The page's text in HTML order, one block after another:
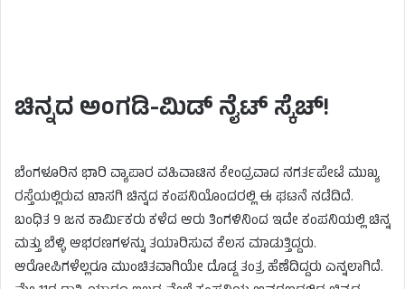
ಚಿನ್ನದ ಅಂಗಡಿ-ಮಿಡ್ ನೈಟ್ ಸ್ಕೆಚ್!
ಬೆಂಗಳೂರಿನ ಭಾರಿ ವ್ಯಾಪಾರ ವಹಿವಾಟಿನ ಕೇಂದ್ರವಾದ ನಗರ್ತಪೇಟೆ ಮುಖ್ಯ
ರಸ್ತೆಯಲ್ಲಿರುವ ಖಾಸಗಿ ಚಿನ್ನದ ಕಂಪನಿಯೊಂದರಲ್ಲಿ ಈ ಘಟನೆ ನಡೆದಿದೆ.
ಬಂಧಿತ 9 ಜನ ಕಾರ್ಮಿಕರು ಕಳೆದ ಆರು ತಿಂಗಳಿನಿಂದ ಇದೇ ಕಂಪನಿಯಲ್ಲಿ ಚಿನ್ನ
ಮತ್ತು ಬೆಳ್ಳಿ ಆಭರಣಗಳನ್ನು ತಯಾರಿಸುವ ಕೆಲಸ ಮಾಡುತ್ತಿದ್ದರು.
ಆರೋಪಿಗಳೆಲ್ಲರೂ ಮುಂಚಿತವಾಗಿಯೇ ದೊಡ್ಡ ತಂತ್ರ ಹೆಣೆದಿದ್ದರು ಎನ್ನಲಾಗಿದೆ.